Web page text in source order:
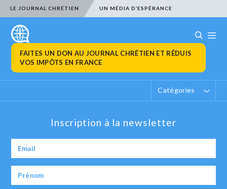
LE JOURNAL CHRÉTIEN UN MÉDIA D’ESPÉRANCE
FAITES UN DON AU JOURNAL CHRÉTIEN ET RÉDUIS
VOS IMPÔTS EN FRANCE
Catégories
Inscription à la newsletter